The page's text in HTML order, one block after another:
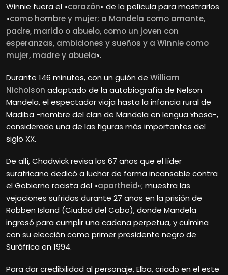
Winnie fuera el «corazón» de la película para mostrarlos
«como hombre y mujer; a Mandela como amante,
padre, marido o abuelo, como un joven con
esperanzas, ambiciones y sueños y a Winnie como
mujer, madre y abuela«.
Durante 146 minutos, con un guión de William
Nicholson adaptado de la autobiografía de Nelson
Mandela, el espectador viaja hasta la infancia rural de
Madiba -nombre del clan de Mandela en lengua xhosa-,
considerado una de las figuras más importantes del
siglo XX.
De allí, Chadwick revisa los 67 años que el líder
surafricano dedicó a luchar de forma incansable contra
el Gobierno racista del «apartheid«; muestra las
vejaciones sufridas durante 27 años en la prisión de
Robben Island (Ciudad del Cabo), donde Mandela
ingresó para cumplir una cadena perpetua, y culmina
con su elección como primer presidente negro de
Suráfrica en 1994.
Para dar credibilidad al personaje, Elba, criado en el este